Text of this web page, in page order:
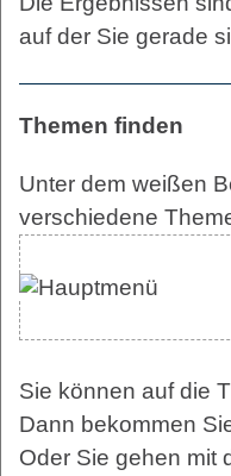
auf der Sie gerade
Themen finden
Unter dem weißen
verschiedene
Sie können auf die
Dann bekommen
Oder Sie gehen mit